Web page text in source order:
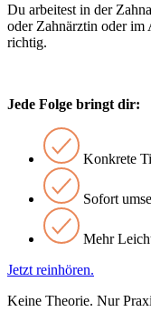
Du arbeitest in der
oder Zahnärztin oder im
richtig.
Jede Folge bringt dir:
Konkrete
Sofort
Mehr
Jetzt reinhören.
Keine Theorie. Nur